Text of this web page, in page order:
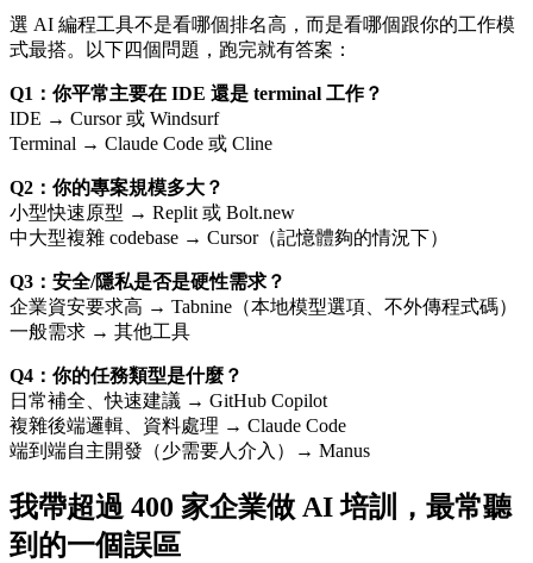
選 AI 編程工具不是看哪個排名高，而是看哪個跟你的工作模
式最搭。以下四個問題，跑完就有答案：
Q1：你平常主要在 IDE 還是 terminal 工作？
IDE → Cursor 或 Windsurf
Terminal → Claude Code 或 Cline
Q2：你的專案規模多大？
小型快速原型 → Replit 或 Bolt.new
中大型複雜 codebase → Cursor（記憶體夠的情況下）
Q3：安全/隱私是否是硬性需求？
企業資安要求高 → Tabnine（本地模型選項、不外傳程式碼）
一般需求 → 其他工具
Q4：你的任務類型是什麼？
日常補全、快速建議 → GitHub Copilot
複雜後端邏輯、資料處理 → Claude Code
端到端自主開發（少需要人介入）→ Manus
我帶超過 400 家企業做 AI 培訓，最常聽
到的一個誤區